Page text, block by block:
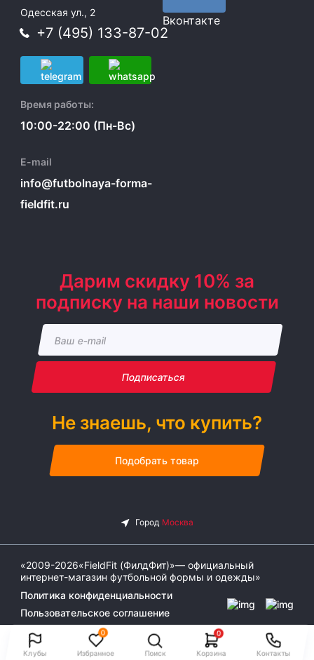
Клубы
0
Избранное Поиск
0
Корзина Контакты
Одесская ул., 2
+7 (495) 133-87-02
Время работы:
10:00-22:00 (Пн-Вс)
E-mail
info@futbolnaya-forma-
fieldfit.ru
Вконтакте
Дарим скидку 10% за
подписку на наши новости
Подписаться
Не знаешь, что купить?
Подобрать товар
«2009-2026«FieldFit (ФилдФит)»— официальный
интернет-магазин футбольной формы и одежды»
Политика конфиденциальности
Пользовательское соглашение